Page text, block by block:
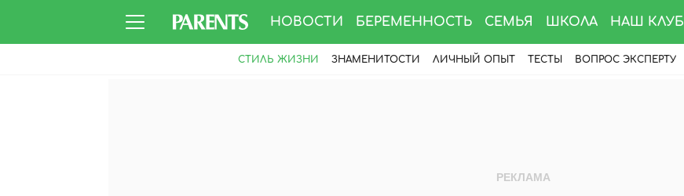
НОВОСТИ БЕРЕМЕННОСТЬ СЕМЬЯ ШКОЛА НАШ КЛУБ
СТИЛЬ ЖИЗНИ ЗНАМЕНИТОСТИ ЛИЧНЫЙ ОПЫТ ТЕСТЫ ВОПРОС ЭКСПЕРТУ